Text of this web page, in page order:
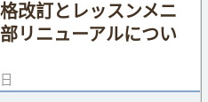
改訂とレッスンメニ
リニューアルについ